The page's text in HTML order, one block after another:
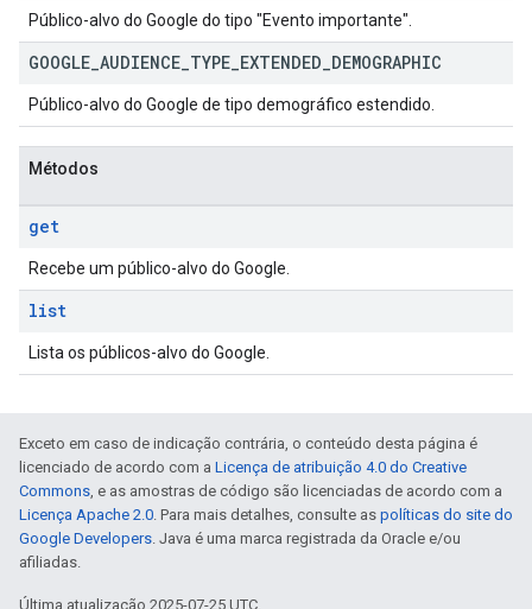
Público-alvo do Google do tipo "Evento importante".
GOOGLE AUDIENCE TYPE EXTENDED DEMOGRAPHIC
Público-alvo do Google de tipo demográfico estendido.
Métodos
get
Recebe um público-alvo do Google.
list
Lista os públicos-alvo do Google.
Exceto em caso de indicação contrária, o conteúdo desta página é
licenciado de acordo com a Licença de atribuição 4.0 do Creative
Commons, e as amostras de código são licenciadas de acordo com a
Licença Apache 2.0. Para mais detalhes, consulte as políticas do site do
Google Developers. Java é uma marca registrada da Oracle e/ou
afiliadas.
Última atualização 2025-07-25 UTC.